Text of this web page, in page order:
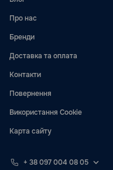
Про нас
Бренди
Доставка та оплата
Контакти
Повернення
Використання Cookie
Карта сайту
+ 38 097 004 08 05